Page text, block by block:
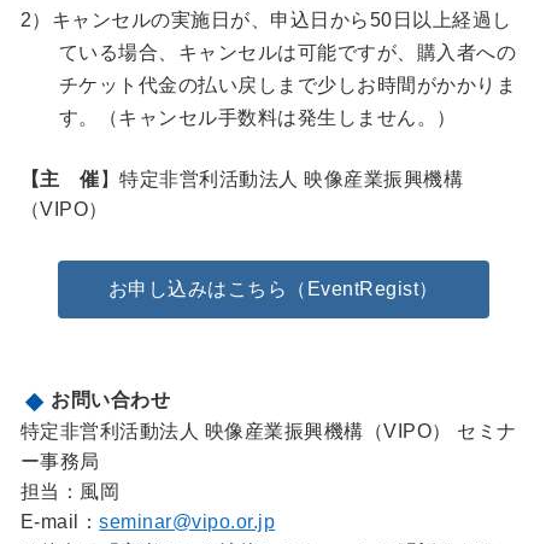
2）キャンセルの実施日が、申込日から50日以上経過し
ている場合、キャンセルは可能ですが、購入者への
チケット代金の払い戻しまで少しお時間がかかりま
す。（キャンセル手数料は発生しません。）
【主 催 】特定非営利活動法人 映像産業振興機構
（VIPO）
お申し込みはこちら（EventRegist）
お問い合わせ
特定非営利活動法人 映像産業振興機構（VIPO） セミナ
ー事務局
担当：風岡
E-mail：seminar@vipo.or.jp